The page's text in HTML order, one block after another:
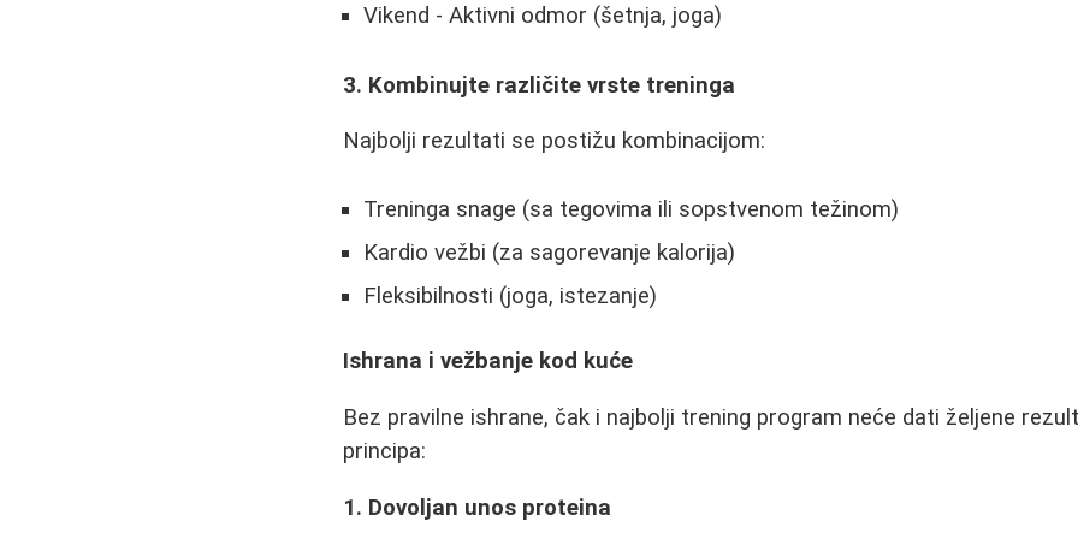
Vikend - Aktivni odmor (šetnja, joga)
3. Kombinujte različite vrste treninga
Najbolji rezultati se postižu kombinacijom:
Treninga snage (sa tegovima ili sopstvenom težinom)
Kardio vežbi (za sagorevanje kalorija)
Fleksibilnosti (joga, istezanje)
Ishrana i vežbanje kod kuće
Bez pravilne ishrane, čak i najbolji trening program neće dati željene
principa:
1. Dovoljan unos proteina